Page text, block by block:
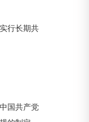
行长期共
国共产党